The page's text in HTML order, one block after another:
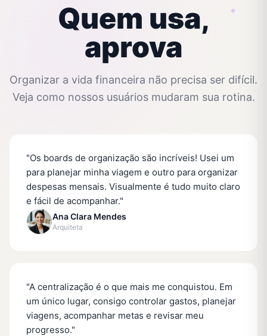
Quem usa,
aprova
Organizar a vida financeira não precisa ser difícil.
Veja como nossos usuários mudaram sua rotina.
"Os boards de organização são incríveis! Usei um
para planejar minha viagem e outro para organizar
despesas mensais. Visualmente é tudo muito claro
e fácil de acompanhar."
Ana Clara Mendes
Arquiteta
"A centralização é o que mais me conquistou. Em
um único lugar, consigo controlar gastos, planejar
viagens, acompanhar metas e revisar meu
progresso."